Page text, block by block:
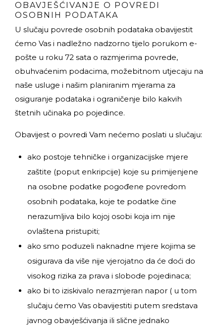
OBAVJEŠĆIVANJE O POVREDI
OSOBNIH PODATAKA
U slučaju povrede osobnih podataka obavijestit
ćemo Vas i nadležno nadzorno tijelo porukom e-
pošte u roku 72 sata o razmjerima povrede,
obuhvaćenim podacima, možebitnom utjecaju na
naše usluge i našim planiranim mjerama za
osiguranje podataka i ograničenje bilo kakvih
štetnih učinaka po pojedince.
Obavijest o povredi Vam nećemo poslati u slučaju:
ako postoje tehničke i organizacijske mjere
zaštite (poput enkripcije) koje su primijenjene
na osobne podatke pogođene povredom
osobnih podataka, koje te podatke čine
nerazumljiva bilo kojoj osobi koja im nije
ovlaštena pristupiti;
ako smo poduzeli naknadne mjere kojima se
osigurava da više nije vjerojatno da će doći do
visokog rizika za prava i slobode pojedinaca;
ako bi to iziskivalo nerazmjeran napor ( u tom
slučaju ćemo Vas obavijestiti putem sredstava
javnog obavješćivanja ili slične jednako